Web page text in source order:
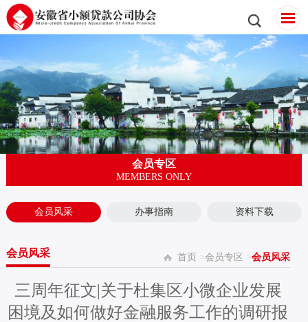
会员专区
MEMBERS ONLY
会员风采 办事指南 资料下载
首页 >会员专区 >会员风采
会员风采
三周年征文|关于杜集区小微企业发展
困境及如何做好金融服务工作的调研报